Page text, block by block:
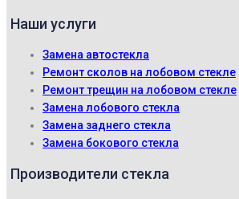
Наши услуги
Замена автостекла
Ремонт сколов на лобовом стекле
Ремонт трещин на лобовом стекле
Замена лобового стекла
Замена заднего стекла
Замена бокового стекла
Производители стекла